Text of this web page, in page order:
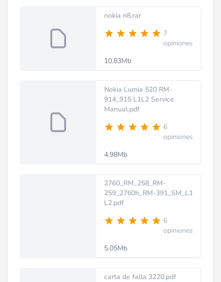
nokia n8.rar
7
opiniones
10.83Mb
Nokia Lumia 520 RM-
914_915 L1L2 Service
Manual.pdf
6
opiniones
4.98Mb
2760_RM_258_RM-
259_2760h_RM-391_SM_L1
L2.pdf
6
opiniones
5.05Mb
carta de falla 3220.pdf